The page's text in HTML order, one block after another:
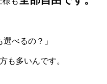
選べるの？」
も多いんです。